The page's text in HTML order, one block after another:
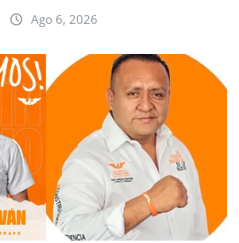
Ago 6, 2026